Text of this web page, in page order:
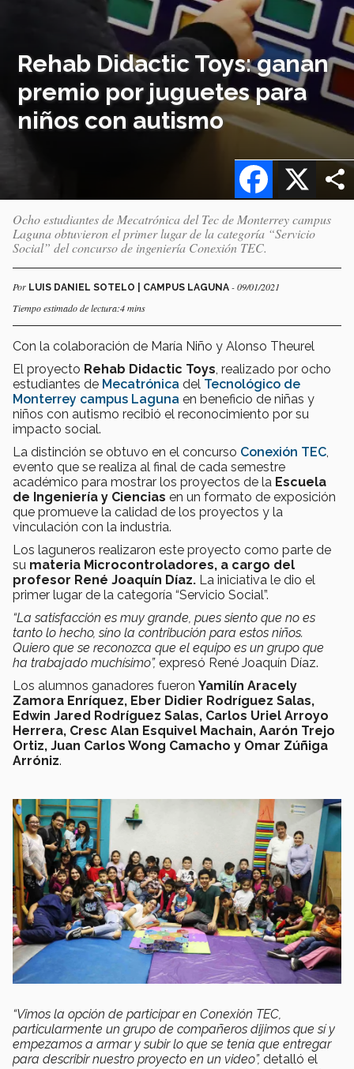
Rehab Didactic Toys: ganan
premio por juguetes para
niños con autismo
X
Facebook
Ocho estudiantes de Mecatrónica del Tec de Monterrey campus
Laguna obtuvieron el primer lugar de la categoría “Servicio
Social” del concurso de ingeniería Conexión TEC.
Por LUIS DANIEL SOTELO | CAMPUS LAGUNA - 09/01/2021
Tiempo estimado de lectura:4 mins
Con la colaboración de María Niño y Alonso Theurel
El proyecto Rehab Didactic Toys , realizado por ocho
estudiantes de Mecatrónica del Tecnológico de
Monterrey campus Laguna en beneficio de niñas y
niños con autismo recibió el reconocimiento por su
impacto social.
La distinción se obtuvo en el concurso Conexión TEC
evento que se realiza al final de cada semestre
académico para mostrar los proyectos de la Escuela
de Ingeniería y Ciencias en un formato de exposición
que promueve la calidad de los proyectos y la
vinculación con la industria.
Los laguneros realizaron este proyecto como parte de
su materia Microcontroladores, a cargo del
profesor René Joaquín Díaz. La iniciativa le dio el
primer lugar de la categoría “Servicio Social”.
“La satisfacción es muy grande, pues siento que no es
tanto lo hecho, sino la contribución para estos niños.
Quiero que se reconozca que el equipo es un grupo que
ha trabajado muchísimo”, expresó René Joaquín Díaz.
Los alumnos ganadores fueron Yamilín Aracely
Zamora Enríquez, Eber Didier Rodríguez Salas,
Edwin Jared Rodríguez Salas, Carlos Uriel Arroyo
Herrera, Cresc Alan Esquivel Machain, Aarón Trejo
Ortiz, Juan Carlos Wong Camacho y Omar Zúñiga
Arróniz.
“Vimos la opción de participar en Conexión TEC,
particularmente un grupo de compañeros dijimos que sí y
empezamos a armar y subir lo que se tenía que entregar
para describir nuestro proyecto en un video”, detalló el